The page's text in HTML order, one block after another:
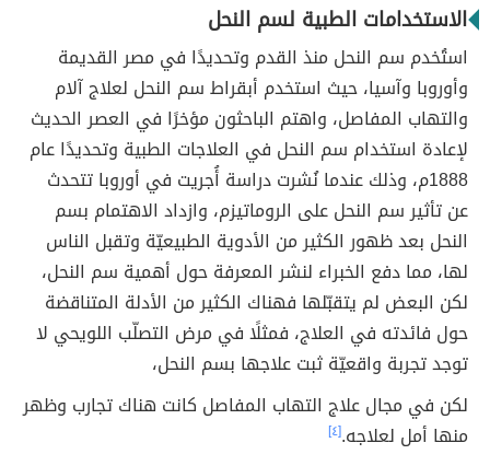
الاستخدامات الطبية لسم النحل
استُخدم سم النحل منذ القدم وتحديدًا في مصر القديمة
وأوروبا وآسيا، حيث استخدم أبقراط سم النحل لعلاج آلام
والتهاب المفاصل، واهتم الباحثون مؤخرًا في العصر الحديث
لإعادة استخدام سم النحل في العلاجات الطبية وتحديدًا عام
1888م، وذلك عندما نُشرت دراسة أُجريت في أوروبا تتحدث
عن تأثير سم النحل على الروماتيزم، وازداد الاهتمام بسم
النحل بعد ظهور الكثير من الأدوية الطبيعيّة وتقبل الناس
لها، مما دفع الخبراء لنشر المعرفة حول أهمية سم النحل،
لكن البعض لم يتقبّلها فهناك الكثير من الأدلة المتناقضة
حول فائدته في العلاج، فمثلًا في مرض التصلّب اللويحي لا
توجد تجربة واقعيّة ثبت علاجها بسم النحل،
لكن في مجال علاج التهاب المفاصل كانت هناك تجارب وظهر
منها أمل لعلاجه.[٤]